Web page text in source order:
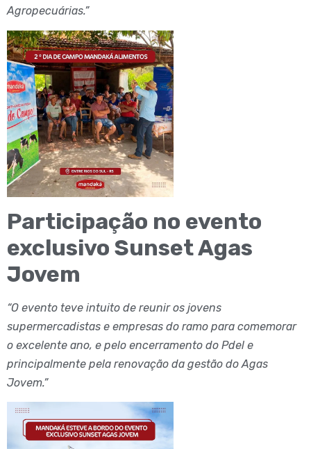
Agropecuárias.”
Participação no evento
exclusivo Sunset Agas
Jovem
“O evento teve intuito de reunir os jovens
supermercadistas e empresas do ramo para comemorar
o excelente ano, e pelo encerramento do Pdel e
principalmente pela renovação da gestão do Agas
Jovem.”